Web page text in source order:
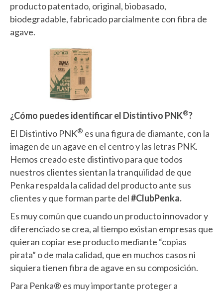
producto patentado, original, biobasado,
biodegradable, fabricado parcialmente con fibra de
agave.
¿Cómo puedes identificar el Distintivo PNK®?
El Distintivo PNK® es una figura de diamante, con la
imagen de un agave en el centro y las letras PNK.
Hemos creado este distintivo para que todos
nuestros clientes sientan la tranquilidad de que
Penka respalda la calidad del producto ante sus
clientes y que forman parte del#ClubPenka.
Es muy común que cuando un producto innovador y
diferenciado se crea, al tiempo existan empresas que
quieran copiar ese producto mediante “copias
pirata” o de mala calidad, que en muchos casos ni
siquiera tienen fibra de agave en su composición.
Para Penka® es muy importante proteger a